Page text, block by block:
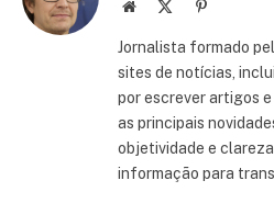
Website Pinterest
Jornalista formado
sites de notícias,
por escrever artigos
as principais
objetividade e
informação para